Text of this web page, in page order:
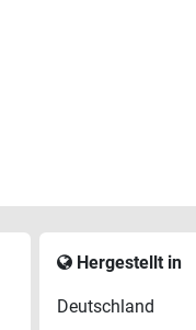
Hergestellt in
Deutschland